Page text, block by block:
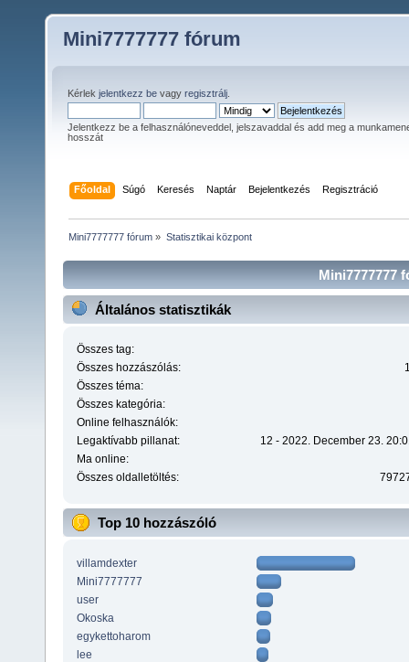
Mini7777777 fórum
Kérlek jelentkezz be vagy regisztrálj
Jelentkezz be a felhasználóneveddel, jelszavaddal és add meg a
hosszát
Főoldal Súgó Keresés Naptár Bejelentkezés Regisztráció
Mini7777777 fórum » Statisztikai központ
Mini7777777
Általános statisztikák
Összes tag:
Összes hozzászólás:
Összes téma:
Összes kategória:
Online felhasználók:
Legaktívabb pillanat:
12 - 2022. December 23.
Ma online:
Összes oldalletöltés:
Top 10 hozzászóló
villamdexter
Mini7777777
user
Okoska
egykettoharom
lee